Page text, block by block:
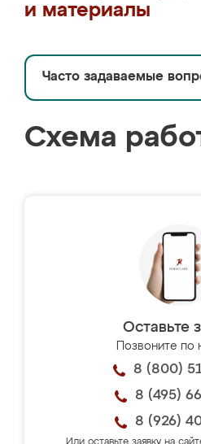
и материалы
Часто задаваемые
Схема
Оставьте
Позвоните по
8 (800)
8 (495)
8 (926)